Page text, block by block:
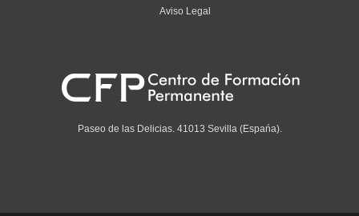
Aviso Legal
Paseo de las Delicias. 41013 Sevilla (Espańa).